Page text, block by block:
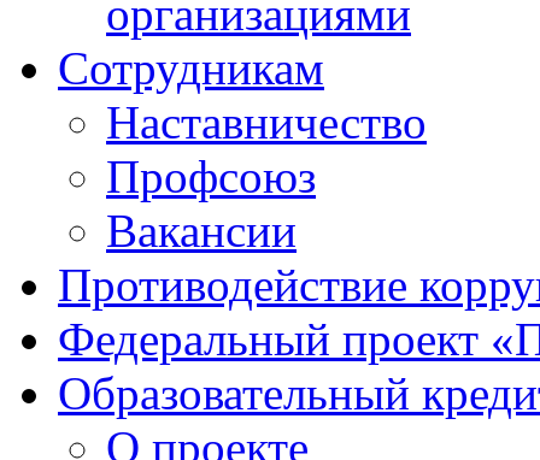
организациями
Сотрудникам
Наставничество
Профсоюз
Вакансии
Противодействие
Федеральный проект
Образовательный
О проекте